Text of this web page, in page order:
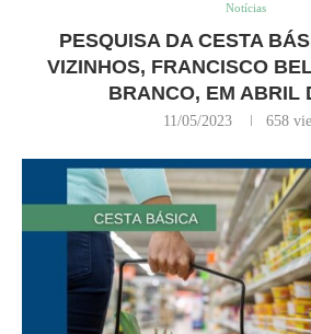
Notícias
PESQUISA DA CESTA
VIZINHOS, FRANCISCO
BRANCO, EM ABRIL
11/05/2023 658